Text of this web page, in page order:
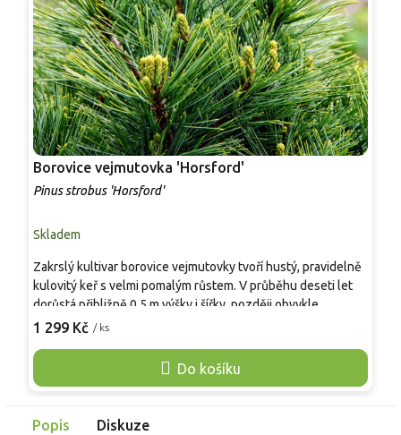
Borovice vejmutovka 'Horsford'
Pinus strobus 'Horsford'
Skladem
1 299 Kč / ks
Do košíku
Zakrslý kultivar borovice vejmutovky tvoří hustý, pravidelně
kulovitý keř s velmi pomalým růstem. V průběhu deseti let
dorůstá přibližně 0,5 m výšky i šířky, později obvykle
nepřesáhne 0,8–1 m. Dlouhé, měkké jehlice v
vrcholy výhonů. Rostlina dobře snáší mráz, má nízké nároky
na údržbu a hodí se do skalek, vřesovišť i do popředí
Popis Diskuze